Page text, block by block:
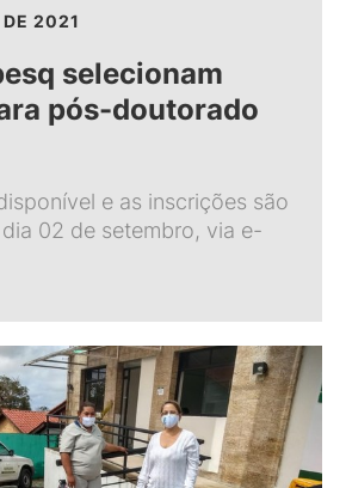
2021
selecionam
pós-doutorado
e as inscrições são
02 de setembro, via e-